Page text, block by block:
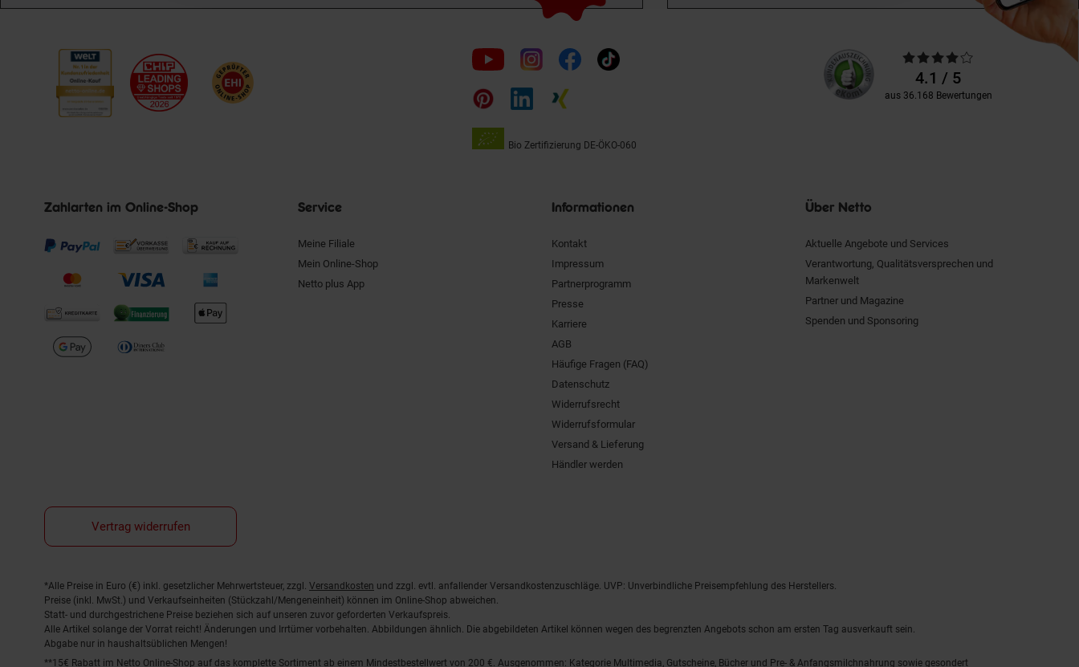
Folge
uns
auf
Bio Zertifizierung DE-ÖKO-060
Unsere
Kundenbewertungen
Durchschnittliche
Bewertungen4.1 / 5
aus 36.168 Bewertungen
Zahlarten im Online-Shop Service
Meine Filiale
Mein Online-Shop
Netto plus App
Informationen
Kontakt
Impressum
Partnerprogramm
Presse
Karriere
AGB
Häufige Fragen (FAQ)
Datenschutz
Widerrufsrecht
Widerrufsformular
Versand & Lieferung
Händler werden
Über Netto
Aktuelle Angebote und Services
Verantwortung, Qualitätsversprechen und
Markenwelt
Partner und Magazine
Spenden und Sponsoring
Vertrag widerrufen
Fußnoten
*Alle Preise in Euro (€) inkl. gesetzlicher Mehrwertsteuer, zzgl. Versandkosten und zzgl. evtl. anfallender Versandkostenzuschläge. UVP: Unverbindliche Preisempfehlung des Herstellers.
Preise (inkl. MwSt.) und Verkaufseinheiten (Stückzahl/Mengeneinheit) können im Online-Shop abweichen.
Statt- und durchgestrichene Preise beziehen sich auf unseren zuvor geforderten Verkaufspreis.
Alle Artikel solange der Vorrat reicht! Änderungen und Irrtümer vorbehalten. Abbildungen ähnlich. Die abgebildeten Artikel können wegen des begrenzten Angebots schon am ersten Tag ausverkauft sein.
Abgabe nur in haushaltsüblichen Mengen!
**15€ Rabatt im Netto Online-Shop auf das komplette Sortiment ab einem Mindestbestellwert von 200 €. Ausgenommen: Kategorie Multimedia, Gutscheine, Bücher und Pre- & Anfangsmilchnahrung sowie gesondert